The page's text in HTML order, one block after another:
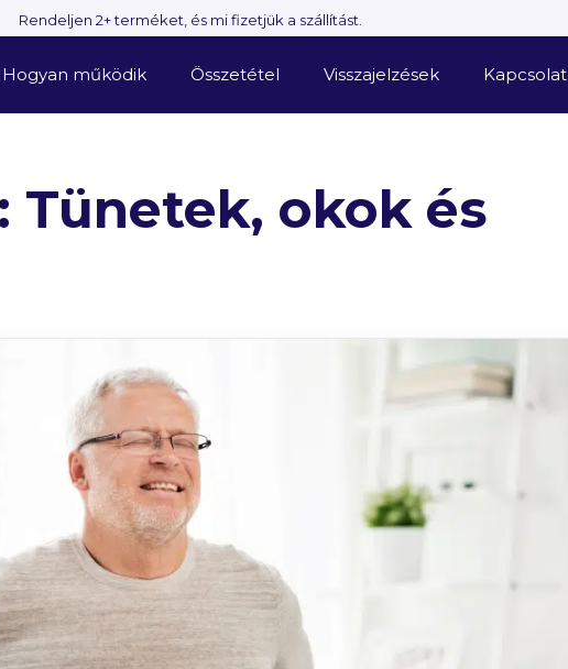
Rendeljen 2+ terméket, és mi fizetjük a szállítást.
Hogyan működik Összetétel Visszajelzések Kapcsolat
Tünetek, okok és